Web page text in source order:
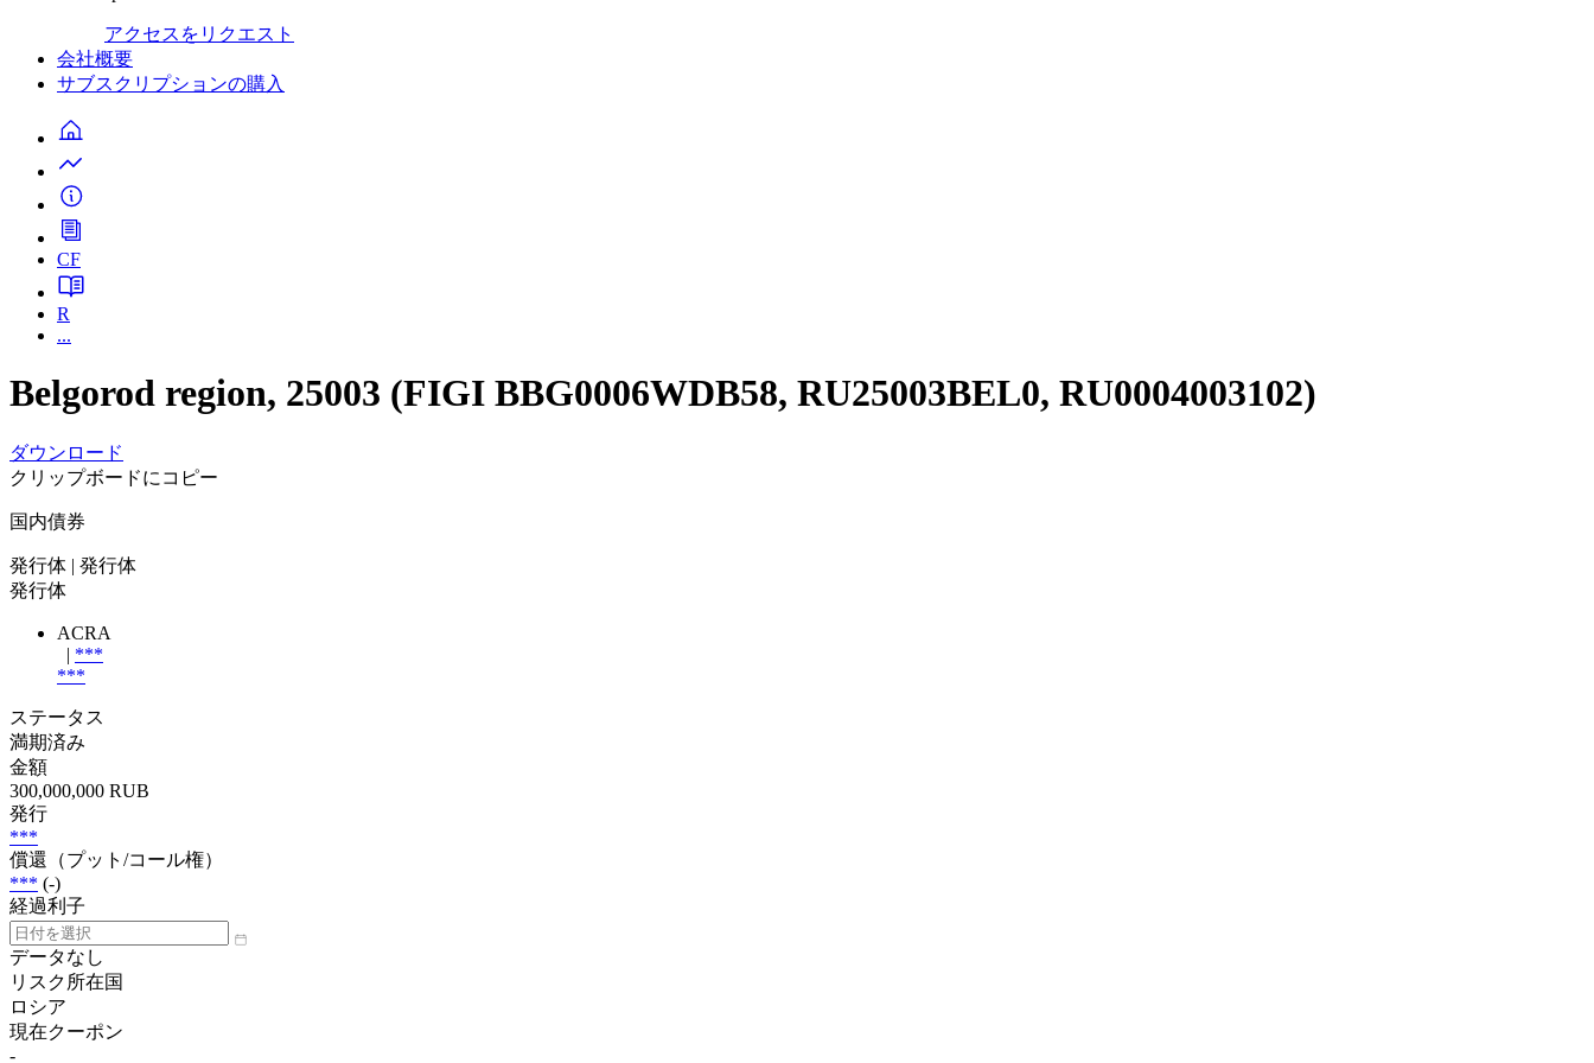
アクセスをリクエスト
会社概要
サブスクリプションの購入
CF
R
...
Belgorod region, 25003 (FIGI BBG0006WDB58, RU25003BEL0, RU0004003102)
ダウンロード
クリップボードにコピー
国内債券
発行体 | 発行体
発行体
ACRA
| ***
***
ステータス
満期済み
金額
300,000,000 RUB
発行
***
償還（プット/コール権）
*** (-)
経過利子
データなし
リスク所在国
ロシア
現在クーポン
-